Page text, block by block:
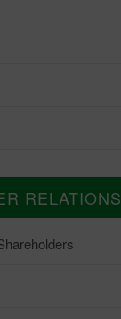
RELATIONS